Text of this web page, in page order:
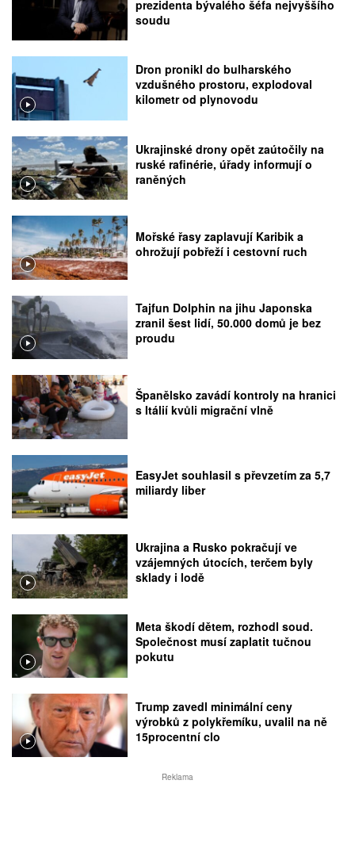
prezidenta bývalého šéfa nejvyššího
soudu
Dron pronikl do bulharského
vzdušného prostoru, explodoval
kilometr od plynovodu
Ukrajinské drony opět zaútočily na
ruské rafinérie, úřady informují o
raněných
Mořské řasy zaplavují Karibik a
ohrožují pobřeží i cestovní ruch
Tajfun Dolphin na jihu Japonska
zranil šest lidí, 50.000 domů je bez
proudu
Španělsko zavádí kontroly na hranici
s Itálií kvůli migrační vlně
EasyJet souhlasil s převzetím za 5,7
miliardy liber
Ukrajina a Rusko pokračují ve
vzájemných útocích, terčem byly
sklady i lodě
Meta škodí dětem, rozhodl soud.
Společnost musí zaplatit tučnou
pokutu
Trump zavedl minimální ceny
výrobků z polykřemíku, uvalil na ně
15procentní clo
Reklama